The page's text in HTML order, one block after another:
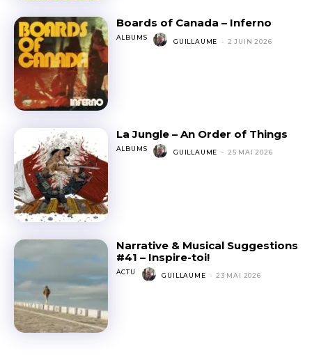
Boards of Canada – Inferno
ALBUMS GUILLAUME - 2 JUIN 2026
La Jungle – An Order of Things
ALBUMS GUILLAUME - 25 MAI 2026
Narrative & Musical Suggestions
#41 – Inspire-toi!
ACTU GUILLAUME - 23 MAI 2026